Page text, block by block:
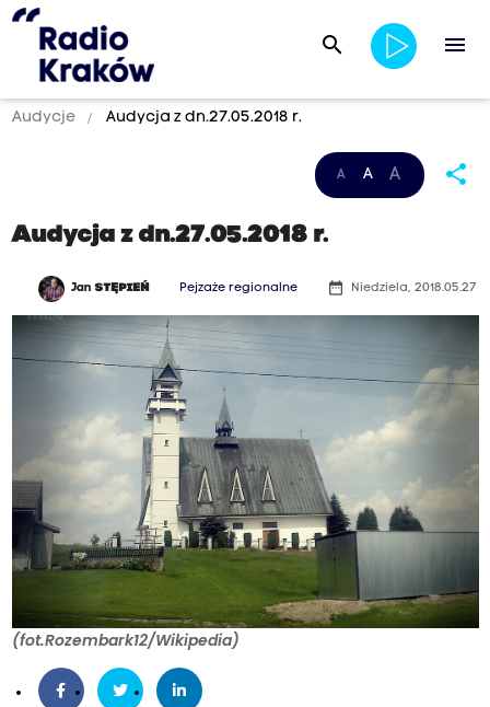
search menu
Audycje Audycja z dn.27.05.2018 r.
A A A share
Audycja z dn.27.05.2018 r.
JanSTĘPIEŃ Pejzaże regionalne date_range Niedziela, 2018.05.27
(fot.Rozembark12/Wikipedia)